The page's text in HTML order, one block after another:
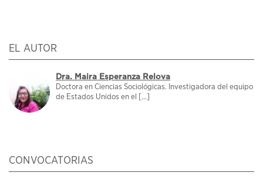
EL AUTOR
Dra. Maira Esperanza Relova
Doctora en Ciencias Sociológicas. Investigadora del equipo
de Estados Unidos en el [...]
CONVOCATORIAS